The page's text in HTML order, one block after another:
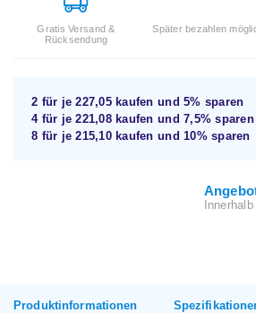
Gratis Versand &
Rücksendung
Später bezahlen
2 für je227,05kaufen und5% sparen
4 für je221,08kaufen und7,5% sparen
8 für je215,10kaufen und10%sparen
Produktinformationen